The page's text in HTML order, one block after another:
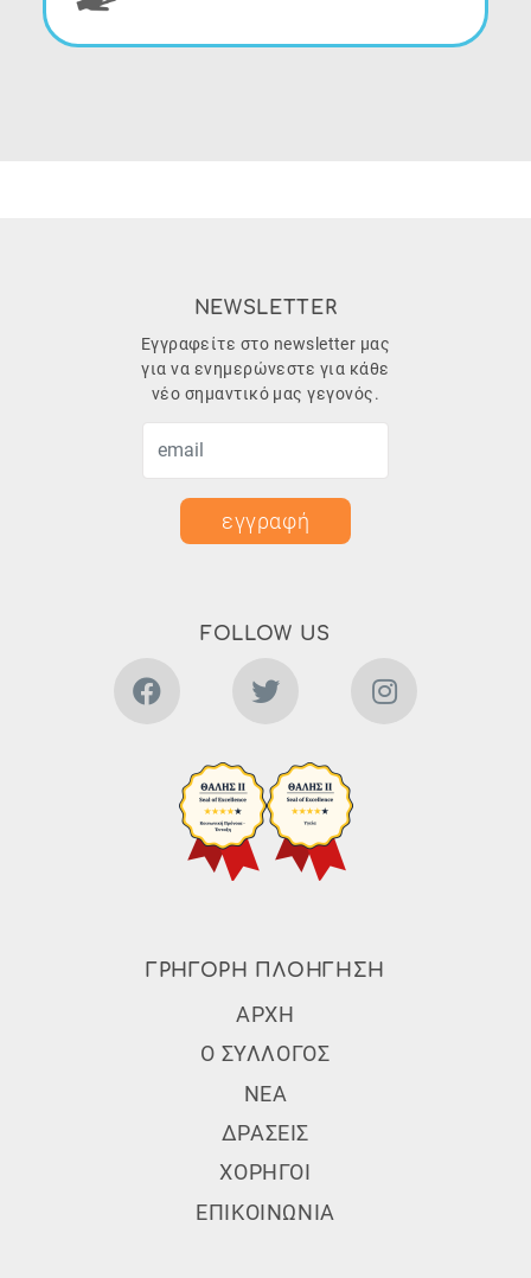
ΓΡΗΓΟΡΗ ΠΛΟΗΓΗΣΗ
Subfooter Menu
ΑΡΧΗ
Ο ΣΥΛΛΟΓΟΣ
ΝΕΑ
ΔΡΑΣΕΙΣ
ΧΟΡΗΓΟΙ
ΕΠΙΚΟΙΝΩΝΙΑ
FOLLOW US
NEWSLETTER
Εγγραφείτε στο newsletter μας
για να ενημερώνεστε για κάθε
νέο σημαντικό μας γεγονός.
εγγραφή